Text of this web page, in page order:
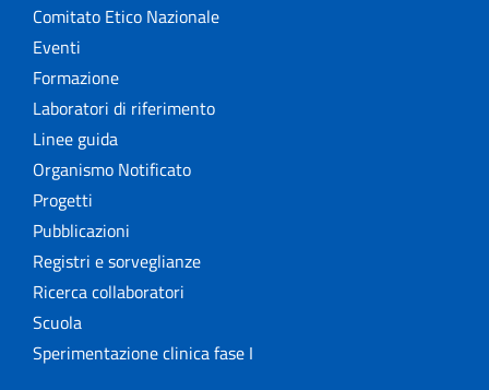
Comitato Etico Nazionale
Eventi
Formazione
Laboratori di riferimento
Linee guida
Organismo Notificato
Progetti
Pubblicazioni
Registri e sorveglianze
Ricerca collaboratori
Scuola
Sperimentazione clinica fase I